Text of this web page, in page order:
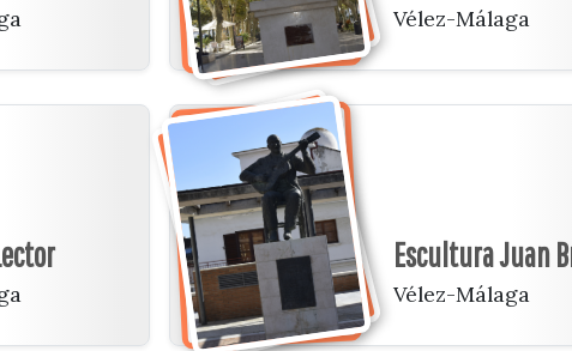
Vélez-Málaga
Escultura Juan
Vélez-Málaga